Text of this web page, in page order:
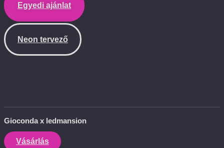
Egyedi ajánlat
Neon tervező
Gioconda x ledmansion
Vásárlás